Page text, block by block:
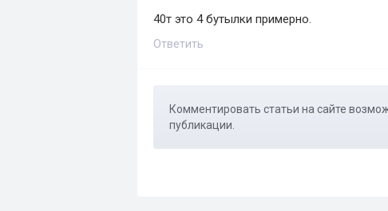
40т это 4 бутылки примерно.
Ответить
Комментировать статьи на сайте
публикации.